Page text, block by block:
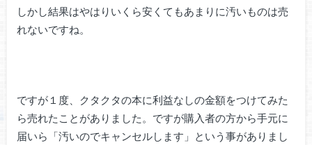
しかし結果はやはりいくら安くてもあまりに汚いものは売
れないですね。
ですが１度、クタクタの本に利益なしの金額をつけてみた
ら売れたことがありました。ですが購入者の方から手元に
届いら「汚いのでキャンセルします」という事がありまし